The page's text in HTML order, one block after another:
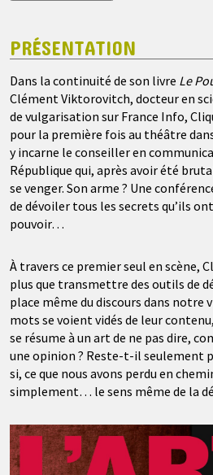
PRÉSENTATION
Dans la continuité de son livre Le
Clément Viktorovitch, docteur en
de vulgarisation sur France Info,
pour la première fois au théâtre
y incarne le conseiller en
République qui, après avoir été
se venger. Son arme ? Une
de dévoiler tous les secrets qu’ils
pouvoir…
À travers ce premier seul en scène,
plus que transmettre des outils de
place même du discours dans notre
mots se voient vidés de leur
se résume à un art de ne pas dire,
une opinion ? Reste-t-il seulement
si, ce que nous avons perdu en
simplement… le sens même de la